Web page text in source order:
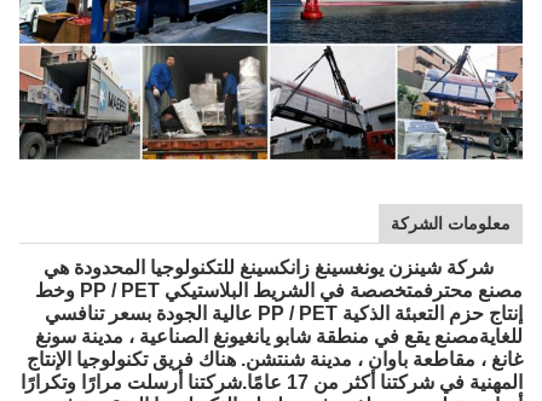
معلومات الشركة
شركة شينزن يونغسينغ زانكسينغ للتكنولوجيا المحدودة هي
مصنع محترفمتخصصة في الشريط البلاستيكي PP / PET وخط
إنتاج حزم التعبئة الذكية PP / PET عالية الجودة بسعر تنافسي
للغايةمصنع يقع في منطقة شابو يانغيونغ الصناعية ، مدينة سونغ
غانغ ، مقاطعة باوان ، مدينة شنتشن. هناك فريق تكنولوجيا الإنتاج
المهنية في شركتنا أكثر من 17 عامًا.شركتنا أرسلت مرارًا وتكرارًا